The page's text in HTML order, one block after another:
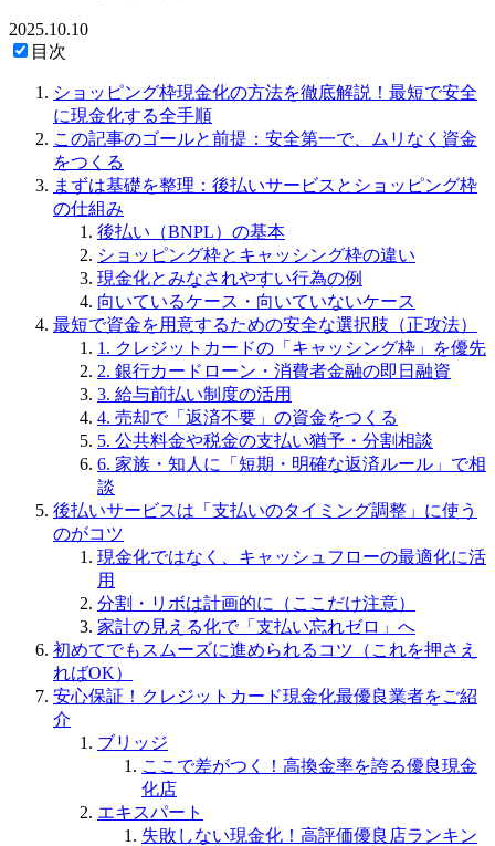
2025.10.10
目次
ショッピング枠現金化の方法を徹底解説！最短で安全
に現金化する全手順
この記事のゴールと前提：安全第一で、ムリなく資金
をつくる
まずは基礎を整理：後払いサービスとショッピング枠
の仕組み
後払い（BNPL）の基本
ショッピング枠とキャッシング枠の違い
現金化とみなされやすい行為の例
向いているケース・向いていないケース
最短で資金を用意するための安全な選択肢（正攻法）
1. クレジットカードの「キャッシング枠」を優先
2. 銀行カードローン・消費者金融の即日融資
3. 給与前払い制度の活用
4. 売却で「返済不要」の資金をつくる
5. 公共料金や税金の支払い猶予・分割相談
6. 家族・知人に「短期・明確な返済ルール」で相
談
後払いサービスは「支払いのタイミング調整」に使う
のがコツ
現金化ではなく、キャッシュフローの最適化に活
用
分割・リボは計画的に（ここだけ注意）
家計の見える化で「支払い忘れゼロ」へ
初めてでもスムーズに進められるコツ（これを押さえ
ればOK）
安心保証！クレジットカード現金化最優良業者をご紹
介
ブリッジ
ここで差がつく！高換金率を誇る優良現金
化店
エキスパート
失敗しない現金化！高評価優良店ランキン